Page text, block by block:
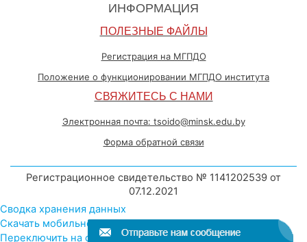
ИНФОРМАЦИЯ
ПОЛЕЗНЫЕ ФАЙЛЫ
Регистрация на МГПДО
Положение о функционировании МГПДО института
СВЯЖИТЕСЬ С НАМИ
Электронная почта: tsoido@minsk.edu.by
Форма обратной связи
Регистрационное свидетельство № 1141202539 от
07.12.2021
Сводка хранения данных
Скачать мобильное приложение
Переключить на стандартную тему